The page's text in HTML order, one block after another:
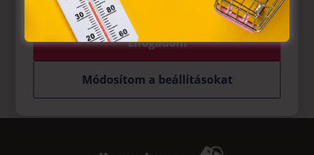
Elfogadom
Módosítom a beállításokat